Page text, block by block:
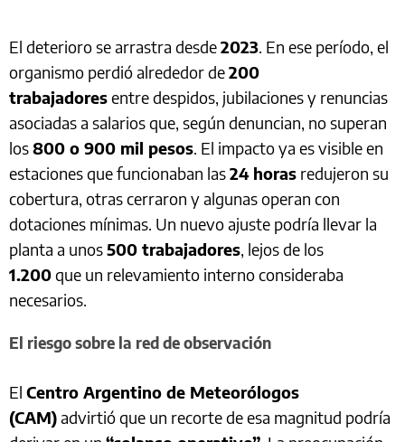
El deterioro se arrastra desde2023. En ese período, el
organismo perdió alrededor de200
trabajadoresentre despidos, jubilaciones y renuncias
asociadas a salarios que, según denuncian, no superan
los800 o 900 mil pesos. El impacto ya es visible en
estaciones que funcionaban las24 horas redujeron su
cobertura, otras cerraron y algunas operan con
dotaciones mínimas. Un nuevo ajuste podría llevar la
planta a unos500 trabajadores, lejos de los
1.200que un relevamiento interno consideraba
necesarios.
El riesgo sobre la red de observación
El Centro Argentino de Meteorólogos
(CAM)advirtió que un recorte de esa magnitud podría